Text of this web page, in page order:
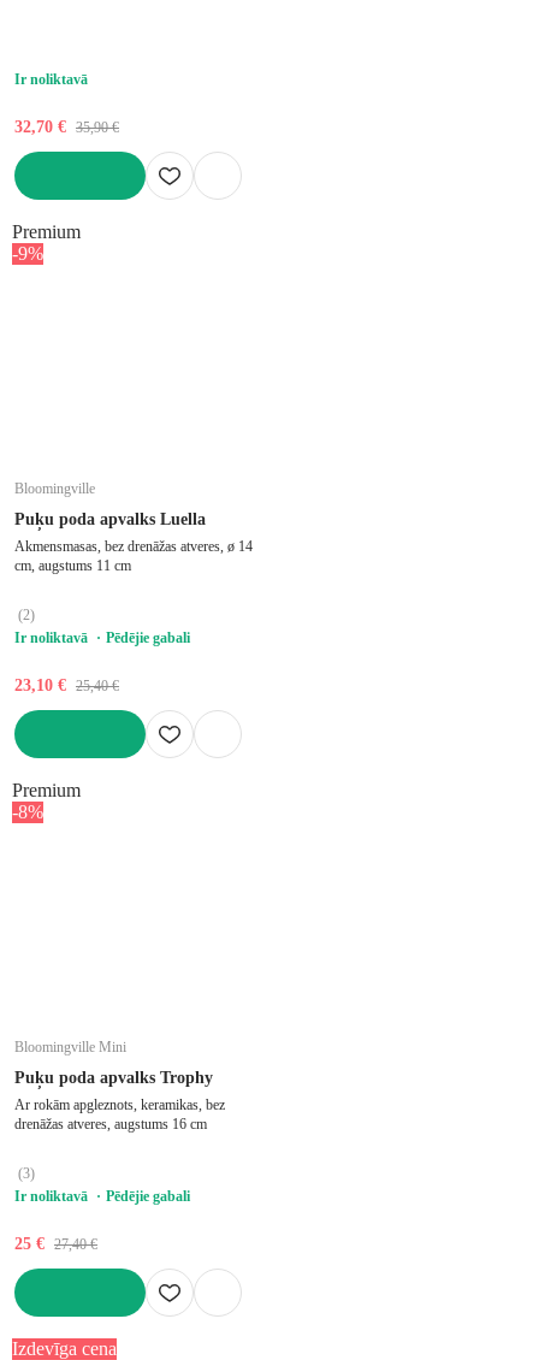
Ir noliktavā
32,70 € 35,90 €
Premium
-9%
Bloomingville
Puķu poda apvalks Luella
Akmensmasas, bez drenāžas atveres, ø 14
cm, augstums 11 cm
(2)
Ir noliktavā
Pēdējie gabali
23,10 € 25,40 €
Premium
-8%
Bloomingville Mini
Puķu poda apvalks Trophy
Ar rokām apgleznots, keramikas, bez
drenāžas atveres, augstums 16 cm
(3)
Ir noliktavā
Pēdējie gabali
25 € 27,40 €
Izdevīga cena